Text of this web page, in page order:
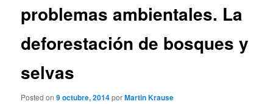
problemas ambientales. La
deforestación de bosques y
selvas
Posted on9 octubre, 2014porMartin Krause